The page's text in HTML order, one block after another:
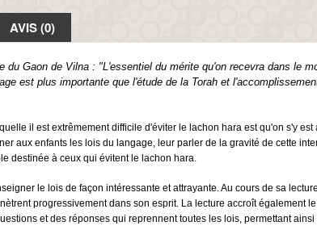
AVIS (0)
du Gaon de Vilna : "L'essentiel du mérite qu'on recevra dans le
est plus importante que l'étude de la Torah et
il est extrêmement difficile d'éviter le lachon hara est qu'on s'y
aux enfants les lois du langage, leur parler de la gravité de cette
destinée à ceux qui évitent le lachon hara.
le lois de façon intéressante et attrayante. Au cours de sa
progressivement dans son esprit. La lecture accroît également
et des réponses qui reprennent toutes les lois, permettant